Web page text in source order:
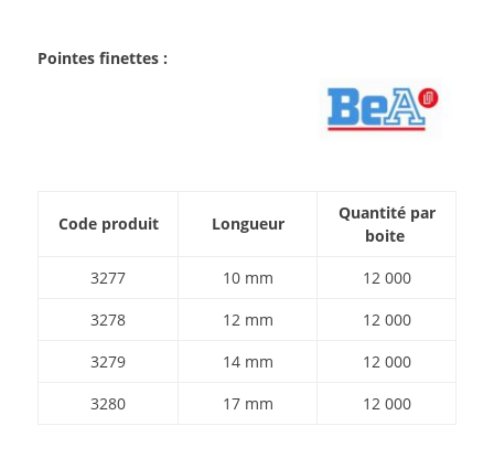
Pointes finettes :
Code produit Longueur
Quantité par
boite
3277
10 mm
12 000
3278
12 mm
12 000
3279
14 mm
12 000
3280
17 mm 12 000